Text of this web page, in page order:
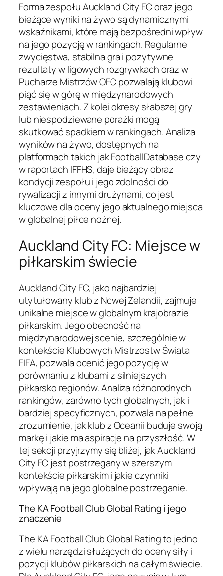
Forma zespołu Auckland City FC oraz jego
bieżące wyniki na żywo są dynamicznymi
wskaźnikami, które mają bezpośredni wpływ
na jego pozycję w rankingach. Regularne
zwycięstwa, stabilna gra i pozytywne
rezultaty w ligowych rozgrywkach oraz w
Pucharze Mistrzów OFC pozwalają klubowi
piąć się w górę w międzynarodowych
zestawieniach. Z kolei okresy słabszej gry
lub niespodziewane porażki mogą
skutkować spadkiem w rankingach. Analiza
wyników na żywo, dostępnych na
platformach takich jak FootballDatabase czy
w raportach IFFHS, daje bieżący obraz
kondycji zespołu i jego zdolności do
rywalizacji z innymi drużynami, co jest
kluczowe dla oceny jego aktualnego miejsca
w globalnej piłce nożnej.
Auckland City FC: Miejsce w
piłkarskim świecie
Auckland City FC, jako najbardziej
utytułowany klub z Nowej Zelandii, zajmuje
unikalne miejsce w globalnym krajobrazie
piłkarskim. Jego obecność na
międzynarodowej scenie, szczególnie w
kontekście Klubowych Mistrzostw Świata
FIFA, pozwala ocenić jego pozycję w
porównaniu z klubami z silniejszych
piłkarsko regionów. Analiza różnorodnych
rankingów, zarówno tych globalnych, jak i
bardziej specyficznych, pozwala na pełne
zrozumienie, jak klub z Oceanii buduje swoją
markę i jakie ma aspiracje na przyszłość. W
tej sekcji przyjrzymy się bliżej, jak Auckland
City FC jest postrzegany w szerszym
kontekście piłkarskim i jakie czynniki
wpływają na jego globalne postrzeganie.
The KA Football Club Global Rating i jego
znaczenie
The KA Football Club Global Rating to jedno
z wielu narzędzi służących do oceny siły i
pozycji klubów piłkarskich na całym świecie.